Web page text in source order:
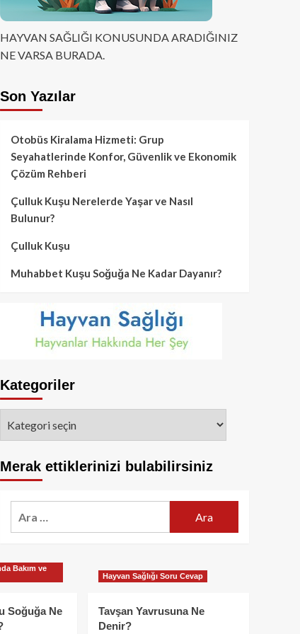
HAYVAN SAĞLIĞI KONUSUNDA ARADIĞINIZ
NE VARSA BURADA.
Son Yazılar
Otobüs Kiralama Hizmeti: Grup
Seyahatlerinde Konfor, Güvenlik ve Ekonomik
Çözüm Rehberi
Çulluk Kuşu Nerelerde Yaşar ve Nasıl
Bulunur?
Çulluk Kuşu
Muhabbet Kuşu Soğuğa Ne Kadar Dayanır?
Kategoriler
Merak ettiklerinizi bulabilirsiniz
Bakım ve
Soğuğa Ne
Hayvan Sağlığı Soru Cevap
Tavşan Yavrusuna Ne
Denir?